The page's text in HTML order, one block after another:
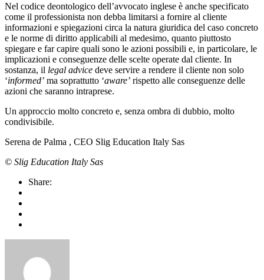
Nel codice deontologico dell’avvocato inglese è anche specificato
come il professionista non debba limitarsi a fornire al cliente
informazioni e spiegazioni circa la natura giuridica del caso concreto
e le norme di diritto applicabili al medesimo, quanto piuttosto
spiegare e far capire quali sono le azioni possibili e, in particolare, le
implicazioni e conseguenze delle scelte operate dal cliente. In
sostanza, il legal advice deve servire a rendere il cliente non solo
‘informed’ ma soprattutto ‘aware’ rispetto alle conseguenze delle
azioni che saranno intraprese.
Un approccio molto concreto e, senza ombra di dubbio, molto
condivisibile.
Serena de Palma , CEO Slig Education Italy Sas
© Slig Education Italy Sas
Share: